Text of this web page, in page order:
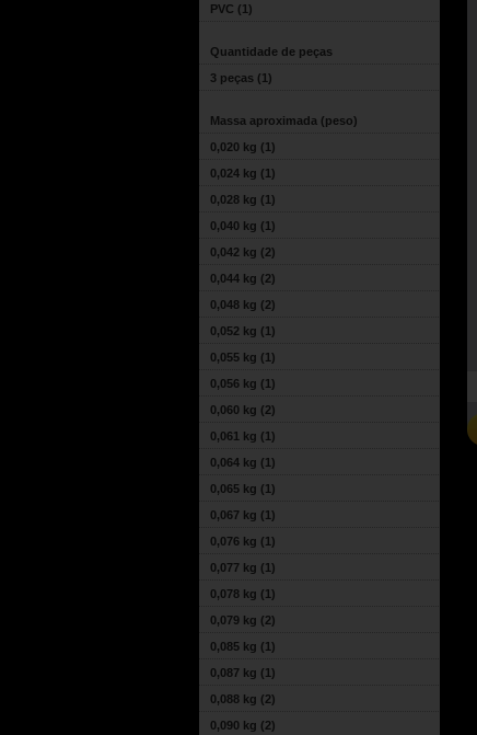
PVC (1)
Quantidade de peças
3 peças (1)
Massa aproximada (peso)
0,020 kg (1)
0,024 kg (1)
0,028 kg (1)
0,040 kg (1)
0,042 kg (2)
0,044 kg (2)
0,048 kg (2)
0,052 kg (1)
0,055 kg (1)
0,056 kg (1)
0,060 kg (2)
0,061 kg (1)
0,064 kg (1)
0,065 kg (1)
0,067 kg (1)
0,076 kg (1)
0,077 kg (1)
0,078 kg (1)
0,079 kg (2)
0,085 kg (1)
0,087 kg (1)
0,088 kg (2)
0,090 kg (2)